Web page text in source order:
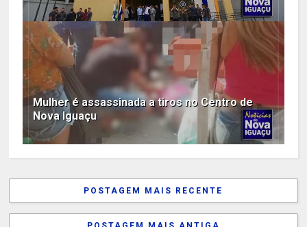
Mulher é assassinada a tiros no Centro de
Nova Iguaçu
POSTAGEM MAIS RECENTE